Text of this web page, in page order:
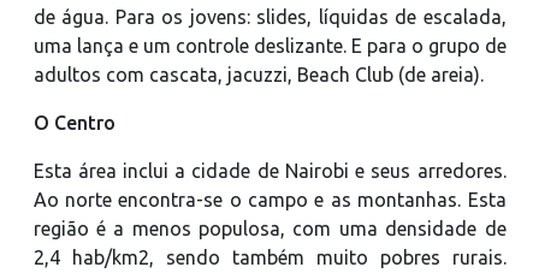
de água. Para os jovens: slides, líquidas de escalada,
uma lança e um controle deslizante. E para o grupo de
adultos com cascata, jacuzzi, Beach Club (de areia).
O Centro
Esta área inclui a cidade de Nairobi e seus arredores.
Ao norte encontra-se o campo e as montanhas. Esta
região é a menos populosa, com uma densidade de
2,4 hab/km2, sendo também muito pobres rurais.